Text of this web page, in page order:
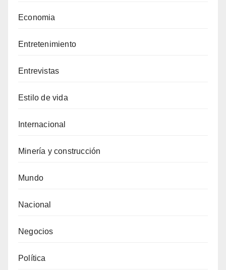
Economia
Entretenimiento
Entrevistas
Estilo de vida
Internacional
Minería y construcción
Mundo
Nacional
Negocios
Política